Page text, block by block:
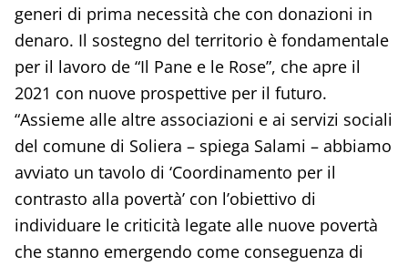
generi di prima necessità che con donazioni in
denaro. Il sostegno del territorio è fondamentale
per il lavoro de “Il Pane e le Rose”, che apre il
2021 con nuove prospettive per il futuro.
“Assieme alle altre associazioni e ai servizi sociali
del comune di Soliera – spiega Salami – abbiamo
avviato un tavolo di ‘Coordinamento per il
contrasto alla povertà’ con l’obiettivo di
individuare le criticità legate alle nuove povertà
che stanno emergendo come conseguenza di